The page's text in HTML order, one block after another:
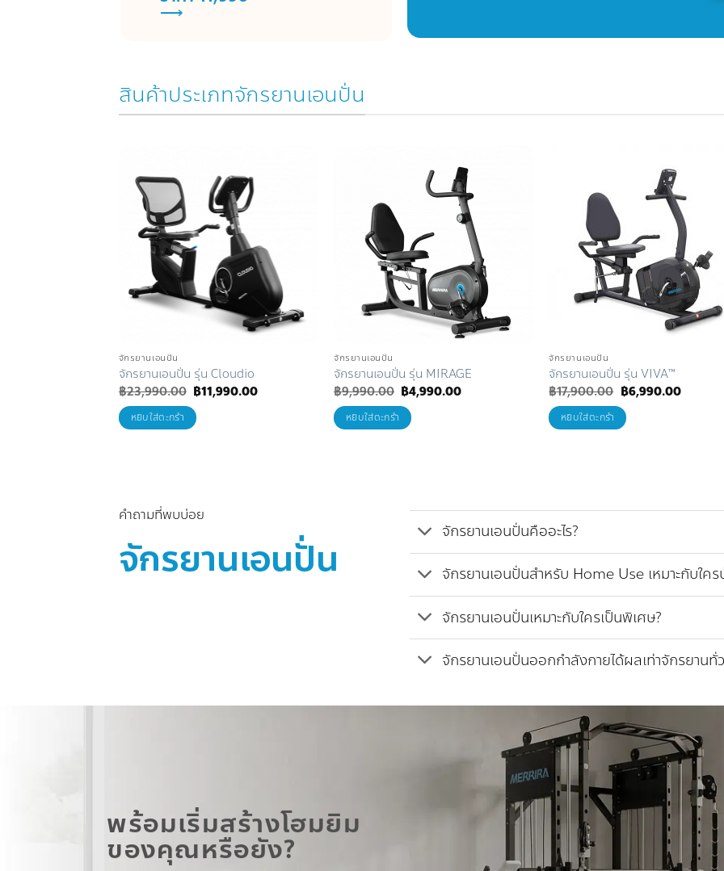
⟶
สินค้าประเภทจักรยานเอนปั่น
จักรยานเอนปั่น
จักรยานเอนปั่น รุ่น Cloudio
฿23,990.00 Original
price
was:
฿23,990.00.
฿11,990.00Current
หยิบใส่ตะกร้า
จักรยานเอนปั่น
จักรยานเอนปั่น รุ่น MIRAGE
฿9,990.00 Original
price
was:
฿9,990.00.
฿4,990.00Current
หยิบใส่ตะกร้า
จักรยานเอนปั่น
จักรยานเอนปั่น รุ่น VIVA™
฿17,900.00 Original
price
was:
฿17,900.00.
฿6,990.00Current
หยิบใส่ตะกร้า
คำถามที่พบบ่อย
จักรยานเอนปั่น
จักรยานเอนปั่นคืออะไร?
จักรยานเอนปั่นสำหรับ Home Use เหมาะกับใคร
จักรยานเอนปั่นเหมาะกับใครเป็นพิเศษ?
จักรยานเอนปั่นออกกำลังกายได้ผลเท่าจักรยานทั่ว
พร้อมเริ่มสร้างโฮมยิม
ของคุณหรือยัง?